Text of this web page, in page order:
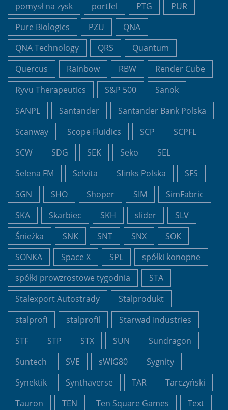
pomysł na zysk
portfel PTG
PUR
Pure Biologics
PZU
QNA
QNA Technology
QRS
Quantum
Quercus
Rainbow RBW
Render Cube
Ryvu Therapeutics
S&P 500
Sanok
SANPL
Santander
Santander Bank Polska
Scanway
Scope Fluidics SCP
SCPFL
SCW
SDG SEK Seko
SEL
Selena FM
Selvita Sfinks Polska
SFS
SGN
SHO Shoper SIM
SimFabric
SKA
Skarbiec SKH slider
SLV
Śnieżka
SNK SNT SNX
SOK
SONKA
Space X SPL
spółki konopne
spółki prowzrostowe tygodnia
STA
Stalexport Autostrady
Stalprodukt
stalprofi
stalprofil
Starwad Industries
STF
STP STX SUN
Sundragon
Suntech
SVE sWIG80
Sygnity
Synektik
Synthaverse TAR
Tarczyński
Tauron
TEN Ten Square Games
Text